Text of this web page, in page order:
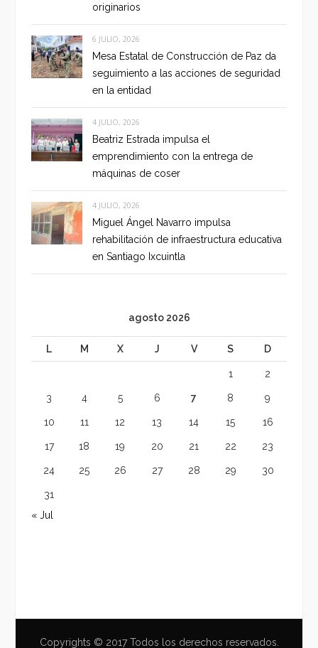
originarios
6 JULIO, 2026
Mesa Estatal de Construcción de Paz da
seguimiento a las acciones de seguridad
en la entidad
4 JULIO, 2026
Beatriz Estrada impulsa el
emprendimiento con la entrega de
máquinas de coser
4 JULIO, 2026
Miguel Ángel Navarro impulsa
rehabilitación de infraestructura educativa
en Santiago Ixcuintla
agosto 2026
L M X J V S D
1 2
3 4 5 6 7 8 9
10 11 12 13 14 15 16
17 18 19 20 21 22 23
24 25 26 27 28 29 30
31
« Jul
Copyrights © 2017 Todos los derechos reservados.